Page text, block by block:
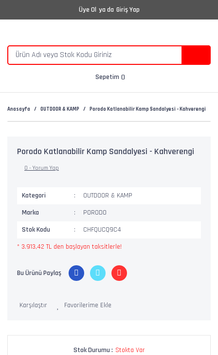
Üye Ol ya da Giriş Yap
Sepetim
Anasayfa OUTDOOR & KAMP Porodo Katlanabilir Kamp Sandalyesi - Kahverengi
Porodo Katlanabilir Kamp Sandalyesi - Kahverengi
0 - Yorum Yap
Kategori
OUTDOOR & KAMP
Marka
PORODO
Stok Kodu
CHFQUCQ9C4
* 3.913,42 TL den başlayan taksitlerle!
Bu Ürünü Paylaş
Karşılaştır
Stok Durumu : Stokta Var